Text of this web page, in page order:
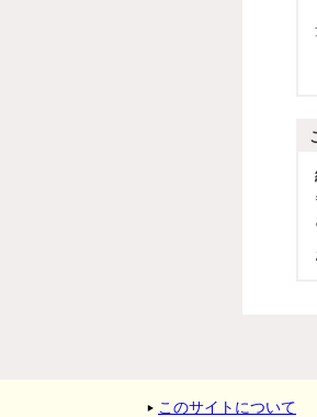
このサイトについて